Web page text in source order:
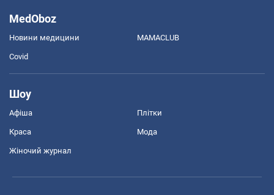
MedOboz
Новини медицини MAMACLUB
Covid
Шоу
Афіша Плітки
Краса Мода
Жіночий журнал